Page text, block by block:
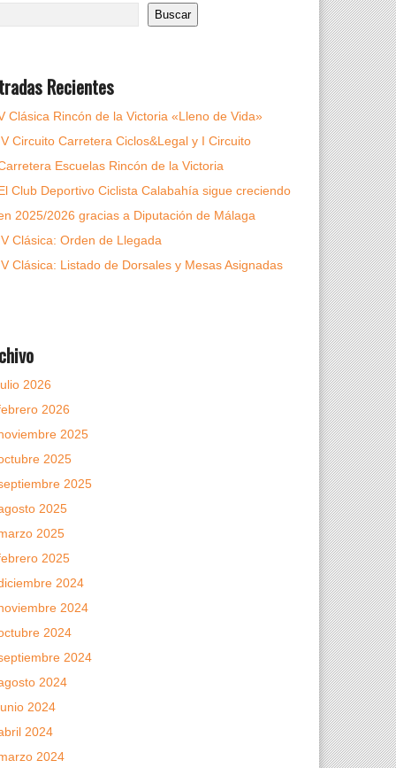
Buscar
Recientes
Clásica Rincón de la Victoria «Lleno de Vida»
Circuito Carretera Ciclos&Legal y I Circuito
Escuelas Rincón de la Victoria
Club Deportivo Ciclista Calabahía sigue creciendo
2025/2026 gracias a Diputación de Málaga
Clásica: Orden de Llegada
Clásica: Listado de Dorsales y Mesas Asignadas
2026
2026
2025
2025
2025
2025
2025
2025
2024
2024
2024
2024
2024
2024
2024
2024